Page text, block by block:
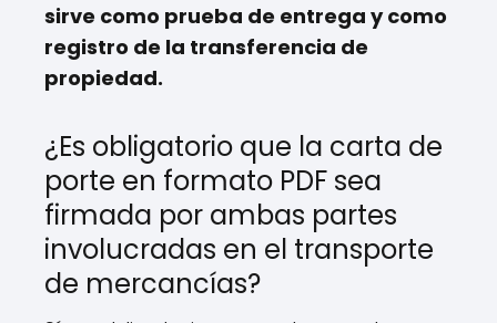
sirve como prueba de entrega y como
registro de la transferencia de
propiedad.
¿Es obligatorio que la carta de
porte en formato PDF sea
firmada por ambas partes
involucradas en el transporte
de mercancías?